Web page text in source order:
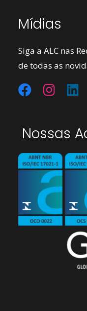
Mídias
Siga a ALC nas
de todas as
Nossas